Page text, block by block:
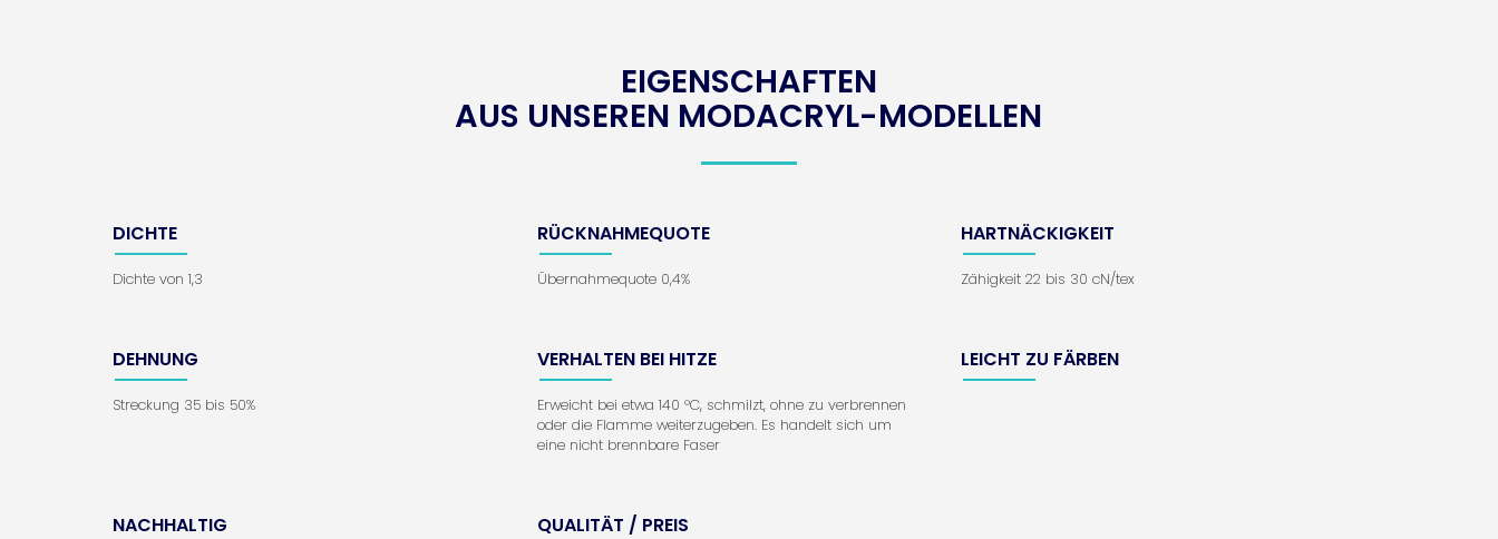
EIGENSCHAFTEN
AUS UNSEREN MODACRYL-MODELLEN
DICHTE
Dichte von 1,3
RÜCKNAHMEQUOTE
Übernahmequote 0,4%
HARTNÄCKIGKEIT
Zähigkeit 22 bis 30 cN/tex
DEHNUNG
Streckung 35 bis 50%
VERHALTEN BEI HITZE
Erweicht bei etwa 140 °C, schmilzt, ohne zu verbrennen
oder die Flamme weiterzugeben. Es handelt sich um
eine nicht brennbare Faser
LEICHT ZU FÄRBEN
NACHHALTIG QUALITÄT / PREIS